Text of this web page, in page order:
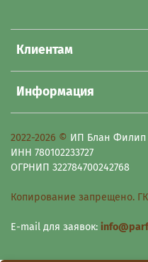
Клиентам
Информация
2022-2026 © ИП Блан Филип
ИНН 780102233727
ОГРНИП 322784700242768
Копирование запрещено. ГК
E-mail для заявок: